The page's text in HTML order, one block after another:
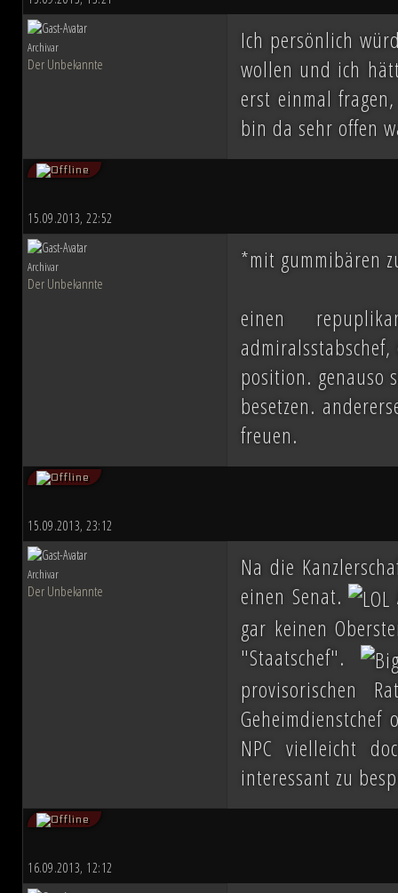
ihn mit der Einnahme von
Eindruck einer erneuten
sichert sich Vesperum die
Vernichtung aller Dissidenten und
Düstere Zeiten ziehen auf.
Schlacht von Endor noch den
nun in weiter Ferne. Der Entscheid
fallen und niemand vermag auch
Planeten aussehen wird....
Archivar
Der Unbekannte
Ich persönlich
wollen und ich
erst einmal
bin da sehr offen
15.09.2013, 22:52
Archivar
Der Unbekannte
*mit gummibären
einen
position. genauso
besetzen.
freuen.
15.09.2013, 23:12
Archivar
Der Unbekannte
Na die
einen Senat.
gar keinen
"Staatschef".
provisorischen
NPC vielleicht
interessant zu
16.09.2013, 12:12